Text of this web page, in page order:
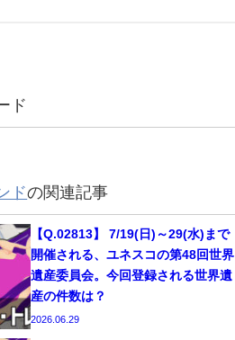
ド
ドの関連記事
【Q.02813】 7/19(日)～29(水)まで
開催される、ユネスコの第48回世界
遺産委員会。今回登録される世界遺
産の件数は？
2026.06.29